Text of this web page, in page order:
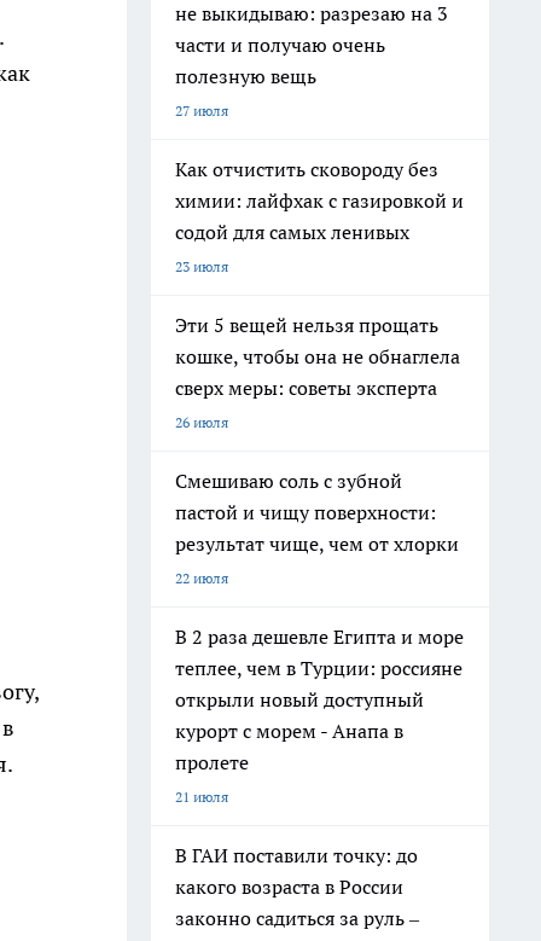
не выкидываю: разрезаю на 3
части и получаю очень
полезную вещь
27 июля
Как отчистить сковороду без
химии: лайфхак с газировкой и
содой для самых ленивых
23 июля
Эти 5 вещей нельзя прощать
кошке, чтобы она не обнаглела
сверх меры: советы эксперта
26 июля
Смешиваю соль с зубной
пастой и чищу поверхности:
результат чище, чем от хлорки
22 июля
В 2 раза дешевле Египта и море
теплее, чем в Турции: россияне
открыли новый доступный
курорт с морем - Анапа в
пролете
21 июля
В ГАИ поставили точку: до
какого возраста в России
законно садиться за руль –